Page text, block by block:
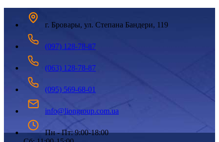
г. Бровары, ул. Степана Бандери, 119
(097) 128-78-87
(063) 128-78-87
(095) 569-68-01
info@liongroup.com.ua
Пн - Пт: 9:00-18:00